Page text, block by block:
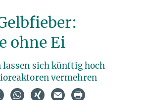
ohne Ei
sich künftig hoch
vermehren